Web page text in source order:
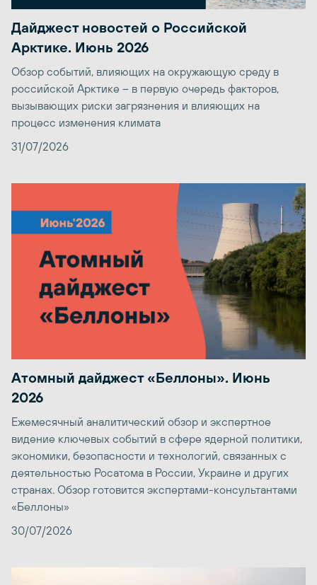
Дайджест новостей о Российской
Арктике. Июнь 2026
Обзор событий, влияющих на окружающую среду в
российской Арктике – в первую очередь факторов,
вызывающих риски загрязнения и влияющих на
процесс изменения климата
31/07/2026
Атомный дайджест «Беллоны». Июнь
2026
Ежемесячный аналитический обзор и экспертное
видение ключевых событий в сфере ядерной политики,
экономики, безопасности и технологий, связанных с
деятельностью Росатома в России, Украине и других
странах. Обзор готовится экспертами-консультантами
«Беллоны»
30/07/2026